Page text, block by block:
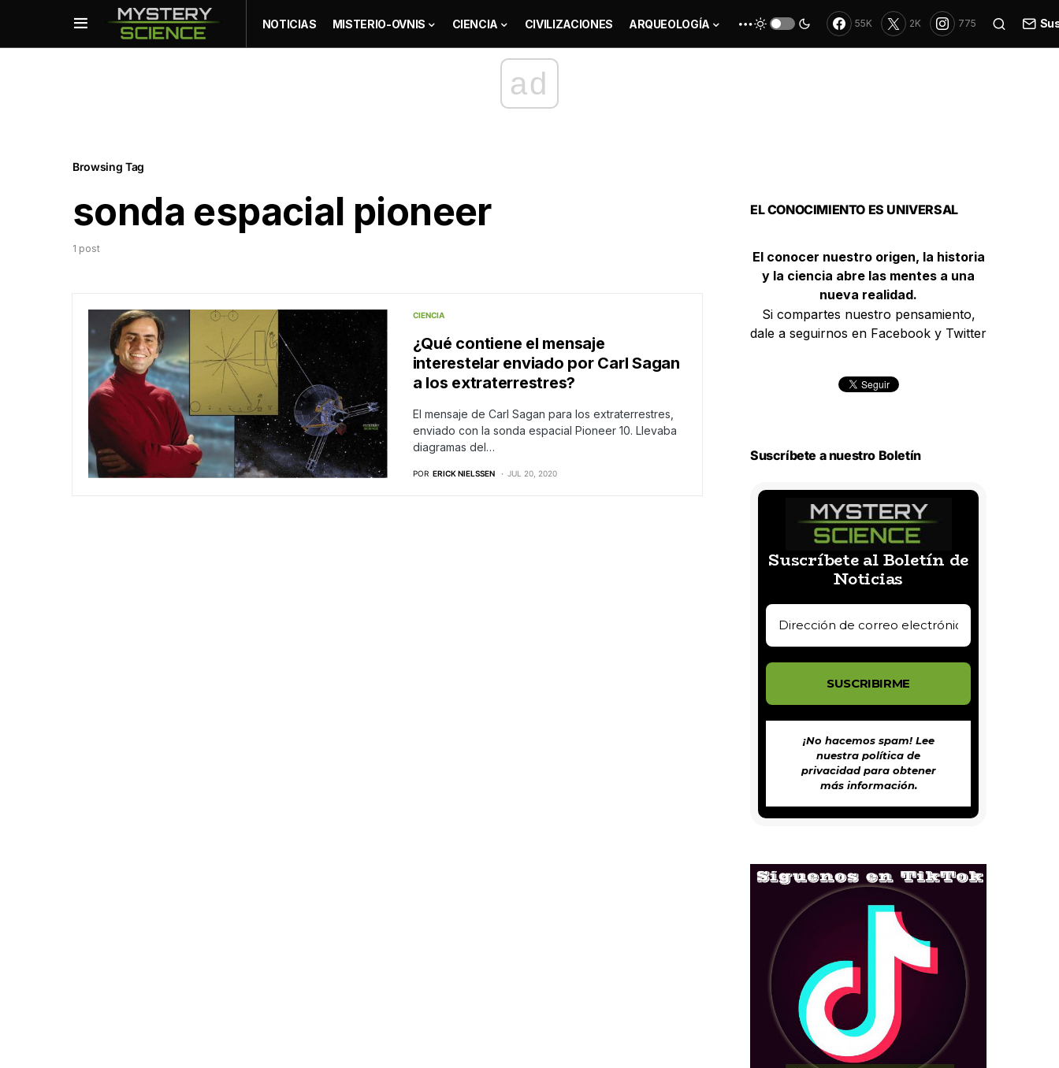
NOTICIAS MISTERIO-OVNIS CIENCIA CIVILIZACIONES ARQUEOLOGÍA 55K 2K 775
ad
Browsing Tag
sonda espacial pioneer
1 post
CIENCIA
¿Qué contiene el mensaje
interestelar enviado por Carl Sagan
a los extraterrestres?
El mensaje de Carl Sagan para los extraterrestres,
enviado con la sonda espacial Pioneer 10. Llevaba
diagramas del…
POR ERICK NIELSSEN JUL 20, 2020
EL CONOCIMIENTO ES UNIVERSAL
El conocer nuestro origen, la historia
y la ciencia abre las mentes a una
nueva realidad.
Si compartes nuestro pensamiento,
dale a seguirnos en Facebook y Twitter
Suscríbete a nuestro Boletín
Suscríbete al Boletín de
Noticias
¡No hacemos spam! Lee
nuestra política de
privacidadpara obtener
más información.